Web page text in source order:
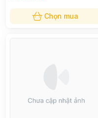
Chọn mua